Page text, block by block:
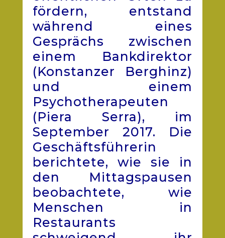
fördern, entstand
während eines
Gesprächs zwischen
einem Bankdirektor
(Konstanzer Berghinz)
und einem
Psychotherapeuten
(Piera Serra), im
September 2017. Die
Geschäftsführerin
berichtete, wie sie in
den Mittagspausen
beobachtete, wie
Menschen in
Restaurants